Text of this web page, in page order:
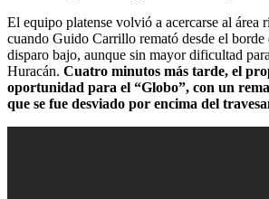
El equipo platense volvió a acercarse al área
cuando Guido Carrillo remató desde el borde
disparo bajo, aunque sin mayor dificultad
Huracán. Cuatro minutos más tarde, el
oportunidad para el “Globo”, con un
que se fue desviado por encima del